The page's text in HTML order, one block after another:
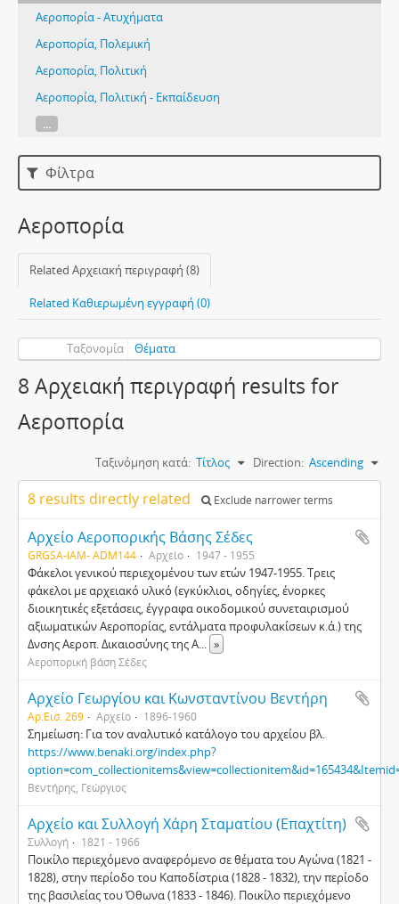
Αεροπορία - Ατυχήματα
Αεροπορία, Πολεμική
Αεροπορία, Πολιτική
Αεροπορία, Πολιτική - Εκπαίδευση
...
Φίλτρα
Αεροπορία
Related Αρχειακή περιγραφή (8)
Related Καθιερωμένη εγγραφή (0)
Ταξονομία Θέματα
8 Αρχειακή περιγραφή results for
Αεροπορία
Ταξινόμηση κατά: Τίτλος Direction: Ascending
8 results directly related Exclude narrower terms
Αρχείο Αεροπορικής Βάσης Σέδες
GRGSA-IAM- ADM144 Αρχείο 1947 - 1955
Φάκελοι γενικού περιεχομένου των ετών 1947-1955. Τρεις
φάκελοι με αρχειακό υλικό (εγκύκλιοι, οδηγίες, ένορκες
διοικητικές εξετάσεις, έγγραφα οικοδομικού συνεταιρισμού
αξιωματικών Αεροπορίας, εντάλματα προφυλακίσεων κ.ά.) της
Δνσης Αεροπ. Δικαιοσύνης της Α... »
Αεροπορική βάση Σέδες
Αρχείο Γεωργίου και Κωνσταντίνου Βεντήρη
Αρ.Εισ. 269 Αρχείο 1896-1960
Σημείωση: Για τον αναλυτικό κατάλογο του αρχείου βλ.
https://www.benaki.org/index.php?
Βεντήρης, Γεώργιος
Αρχείο και Συλλογή Χάρη Σταματίου (Επαχτίτη)
Συλλογή 1821 - 1966
Ποικίλο περιεχόμενο αναφερόμενο σε θέματα του Αγώνα (1821 -
1828), στην περίοδο του Καποδίστρια (1828 - 1832), την περίοδο
της βασιλείας του Όθωνα (1833 - 1846). Ποικίλο περιεχόμενο